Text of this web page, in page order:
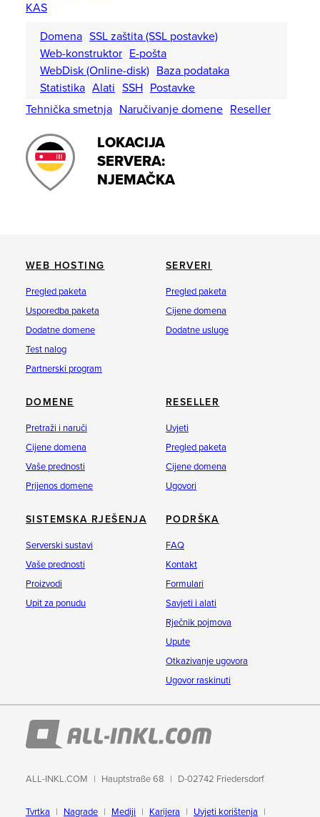
KAS
Domena SSL zaštita (SSL postavke)
Web-konstruktor E-pošta
WebDisk (Online-disk) Baza podataka
Statistika Alati SSH Postavke
Tehnička smetnja Naručivanje domene Reseller
LOKACIJA
SERVERA:
NJEMAČKA
WEB HOSTING
Pregled paketa
Usporedba paketa
Dodatne domene
Test nalog
Partnerski program
SERVERI
Pregled paketa
Cijene domena
Dodatne usluge
DOMENE
Pretraži i naruči
Cijene domena
Vaše prednosti
Prijenos domene
RESELLER
Uvjeti
Pregled paketa
Cijene domena
Ugovori
SISTEMSKA RJEŠENJA
Serverski sustavi
Vaše prednosti
Proizvodi
Upit za ponudu
PODRŠKA
FAQ
Kontakt
Formulari
Savjeti i alati
Rječnik pojmova
Upute
Otkazivanje ugovora
Ugovor raskinuti
ALL-INKL.COM Hauptstraße 68 D-02742 Friedersdorf
Tvrtka Nagrade Mediji Karijera Uvjeti korištenja